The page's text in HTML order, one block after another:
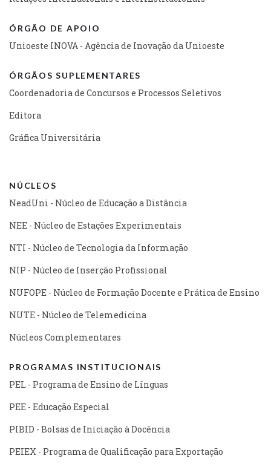
ÓRGÃO DE APOIO
Unioeste INOVA - Agência de Inovação da Unioeste
ÓRGÃOS SUPLEMENTARES
Coordenadoria de Concursos e Processos Seletivos
Editora
Gráfica Universitária
NÚCLEOS
NeadUni - Núcleo de Educação a Distância
NEE - Núcleo de Estações Experimentais
NTI - Núcleo de Tecnologia da Informação
NIP - Núcleo de Inserção Profissional
NUFOPE - Núcleo de Formação Docente e Prática de Ensino
NUTE - Núcleo de Telemedicina
Núcleos Complementares
PROGRAMAS INSTITUCIONAIS
PEL - Programa de Ensino de Línguas
PEE - Educação Especial
PIBID - Bolsas de Iniciação à Docência
PEIEX - Programa de Qualificação para Exportação